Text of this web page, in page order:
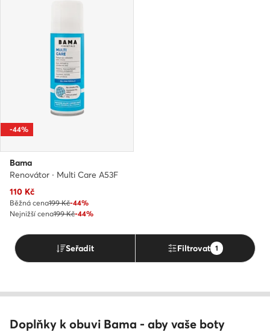
-44%
Bama
Renovátor · Multi Care A53F
Aktuální cena
110 Kč
Běžná cena199 Kč-44%
Nejnižší cena199 Kč-44%
Seřadit Filtrovat 1
Doplňky k obuvi Bama - aby vaše boty